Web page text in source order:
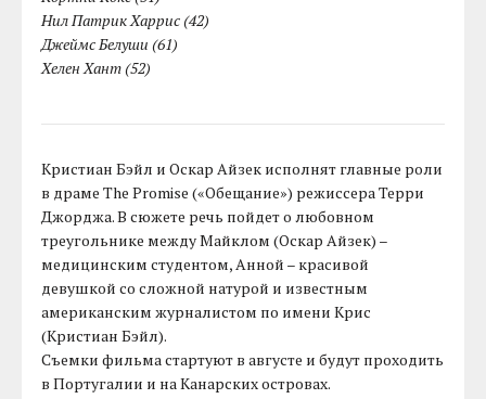
Нил Патрик Харрис (42)
Джеймс Белуши (61)
Хелен Хант (52)
Кристиан Бэйл и Оскар Айзек исполнят главные роли
в драме The Promise («Обещание») режиссера Терри
Джорджа. В сюжете речь пойдет о любовном
треугольнике между Майклом (Оскар Айзек) –
медицинским студентом, Анной – красивой
девушкой со сложной натурой и известным
американским журналистом по имени Крис
(Кристиан Бэйл).
Съемки фильма стартуют в августе и будут проходить
в Португалии и на Канарских островах.